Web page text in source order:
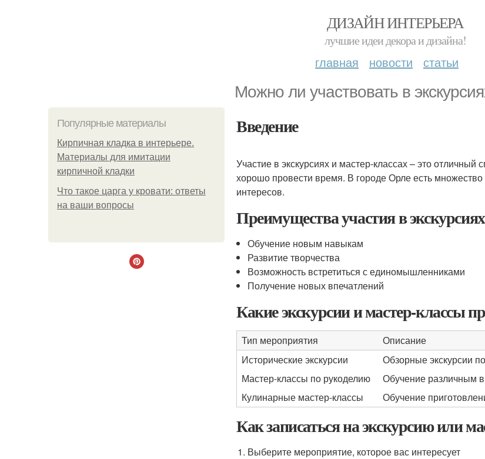
ДИЗАЙН ИНТЕРЬЕРА
лучшие идеи декора и дизайна!
главная новости статьи
Можно ли участвовать в
Популярные материалы
Кирпичная кладка в интерьере.
Материалы для имитации
кирпичной кладки
Что такое царга у кровати: ответы
на ваши вопросы
Введение
Участие в экскурсиях и мастер-классах – это отличный
хорошо провести время. В городе Орле есть
интересов.
Преимущества участия в
Обучение новым навыкам
Развитие творчества
Возможность встретиться с единомышленниками
Получение новых впечатлений
Какие экскурсии и мастер-классы
Тип мероприятия Описание
Исторические экскурсии
Обзорные экскурсии
Мастер-классы по рукоделию
Обучение различным
Кулинарные мастер-классы
Обучение
Как записаться на экскурсию или
Выберите мероприятие, которое вас интересует